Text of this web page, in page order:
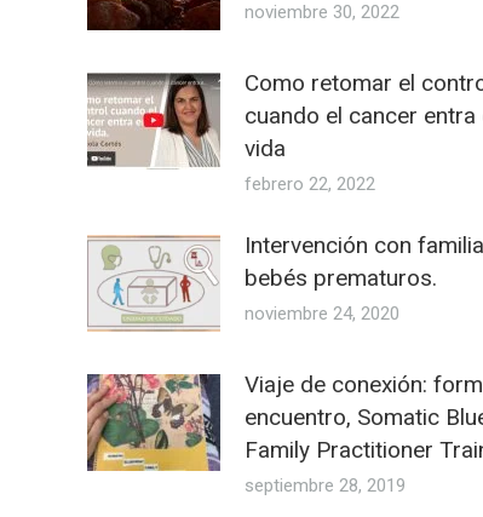
noviembre 30, 2022
Como retomar el
cuando el cancer entra
vida
febrero 22, 2022
Intervención con
bebés prematuros.
noviembre 24, 2020
Viaje de conexión:
encuentro, Somatic
Family Practitioner
septiembre 28, 2019